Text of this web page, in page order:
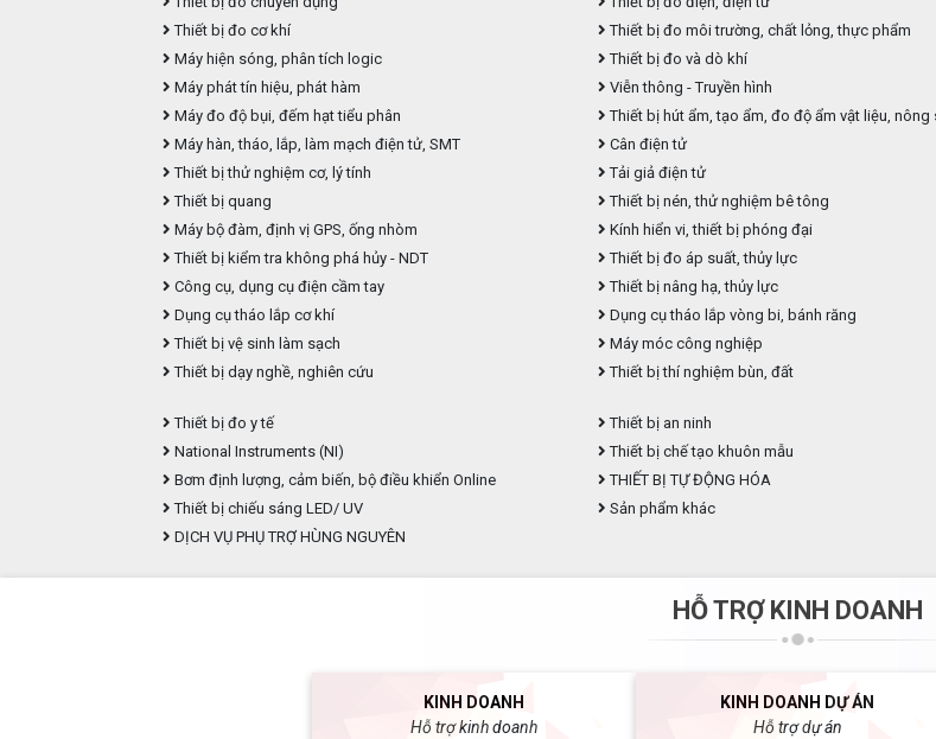
Thiết bị đo cơ khí
Thiết bị đo môi trường, chất lỏng, thực phẩm
Máy hiện sóng, phân tích logic
Thiết bị đo và dò khí
Máy phát tín hiệu, phát hàm
Viễn thông - Truyền hình
Máy đo độ bụi, đếm hạt tiểu phân
Thiết bị hút ẩm, tạo ẩm, đo độ ẩm vật liệu, nông
Máy hàn, tháo, lắp, làm mạch điện tử, SMT
Cân điện tử
Thiết bị thử nghiệm cơ, lý tính
Tải giả điện tử
Thiết bị quang
Thiết bị nén, thử nghiệm bê tông
Máy bộ đàm, định vị GPS, ống nhòm
Kính hiển vi, thiết bị phóng đại
Thiết bị kiểm tra không phá hủy - NDT
Thiết bị đo áp suất, thủy lực
Công cụ, dụng cụ điện cầm tay
Thiết bị nâng hạ, thủy lực
Dụng cụ tháo lắp cơ khí
Dụng cụ tháo lắp vòng bi, bánh răng
Thiết bị vệ sinh làm sạch
Máy móc công nghiệp
Thiết bị dạy nghề, nghiên cứu
Thiết bị thí nghiệm bùn, đất
Thiết bị đo y tế
Thiết bị an ninh
National Instruments (NI)
Thiết bị chế tạo khuôn mẫu
Bơm định lượng, cảm biến, bộ điều khiển Online
THIẾT BỊ TỰ ĐỘNG HÓA
Thiết bị chiếu sáng LED/ UV
Sản phẩm khác
DỊCH VỤ PHỤ TRỢ HÙNG NGUYÊN
HỖ TRỢ KINH DOANH
KINH DOANH
Hỗ trợ kinh doanh
KINH DOANH DỰ ÁN
Hỗ trợ dự án